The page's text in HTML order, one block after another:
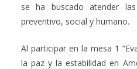
se ha buscado atender
preventivo, social y humano.
Al participar en la mesa 1
la paz y la estabilidad en